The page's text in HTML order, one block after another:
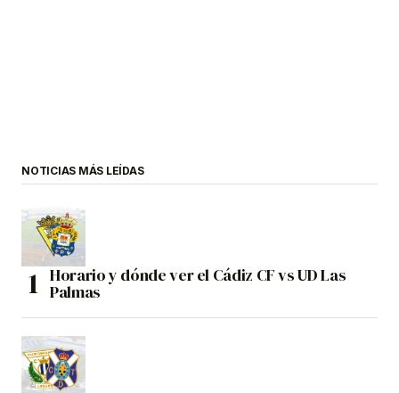
NOTICIAS MÁS LEÍDAS
Horario y dónde ver el Cádiz CF vs UD Las
Palmas